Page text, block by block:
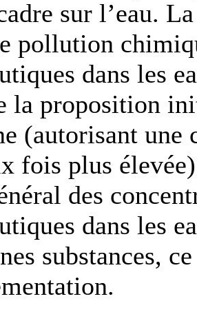
sur l’eau.
pollution
dans les
la proposition
(autorisant
fois plus
des
dans les
substances,